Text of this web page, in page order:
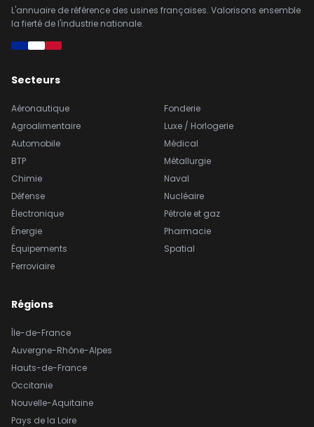
L'annuaire de référence des usines françaises. Valorisons ensemble
la fierté de l'industrie nationale.
Secteurs
Aéronautique
Agroalimentaire
Automobile
BTP
Chimie
Défense
Électronique
Énergie
Équipements
Ferroviaire
Fonderie
Luxe / Horlogerie
Médical
Métallurgie
Naval
Nucléaire
Pétrole et gaz
Pharmacie
Spatial
Régions
Île-de-France
Auvergne-Rhône-Alpes
Hauts-de-France
Occitanie
Nouvelle-Aquitaine
Pays de la Loire